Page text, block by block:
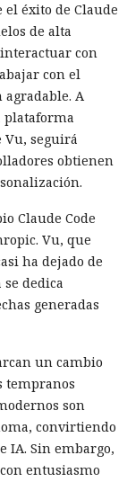
éxito de Claude
de alta
con
con el
A
plataforma
Vu, seguirá
obtienen
Claude Code
Vu, que
ha dejado de
dedica
generadas
un cambio
tempranos
son
convirtiendo
IA. Sin embargo,
entusiasmo